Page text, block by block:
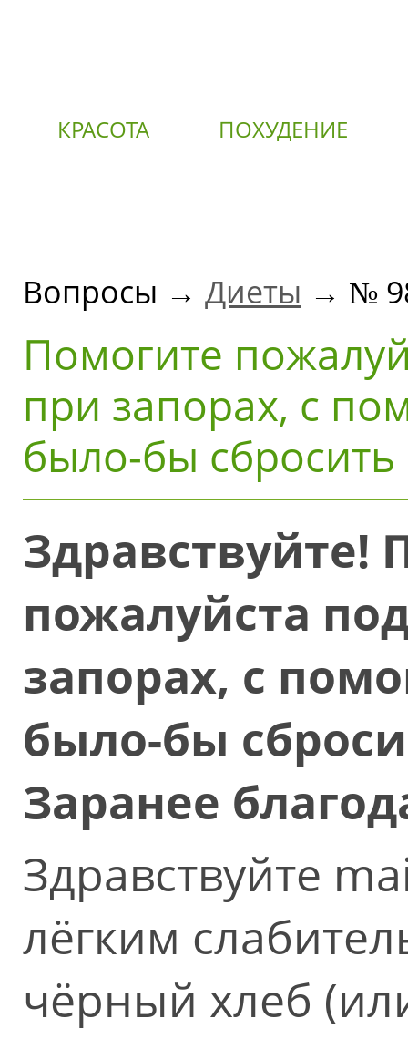
КРАСОТА ПОХУДЕНИЕ
Вопросы → Диеты → №
Помогите
при запорах, с
было-бы сбросить
Здравствуйте!
пожалуйста
запорах, с
было-бы
Заранее
Здравствуйте
лёгким
чёрный хлеб